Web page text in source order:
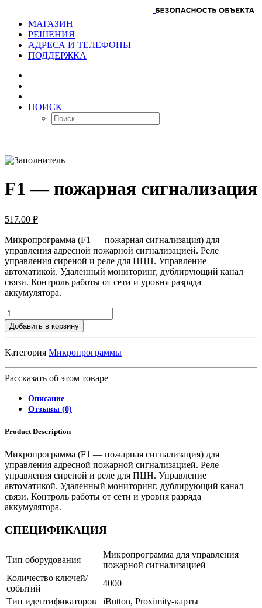
МАГАЗИН
РЕШЕНИЯ
АДРЕСА И ТЕЛЕФОНЫ
ПОДДЕРЖКА
ПОИСК
F1 — пожарная сигнализация
517.00 ₽
Микропрограмма (F1 — пожарная сигнализация) для
управления адресной пожарной сигнализацией. Реле
управления сиреной и реле для ПЦН. Управление
автоматикой. Удаленный мониторинг, дублирующий канал
связи. Контроль работы от сети и уровня разряда
аккумулятора.
Добавить в корзину
Категория Микропрограммы
Рассказать об этом товаре
Описание
Отзывы (0)
Product Description
Микропрограмма (F1 — пожарная сигнализация) для
управления адресной пожарной сигнализацией. Реле
управления сиреной и реле для ПЦН. Управление
автоматикой. Удаленный мониторинг, дублирующий канал
связи. Контроль работы от сети и уровня разряда
аккумулятора.
СПЕЦИФИКАЦИЯ
Тип оборудования
Микропрограмма для управления
пожарной сигнализацией
Количество ключей/
событий
4000
Тип идентификаторов
iButton, Proximity-карты